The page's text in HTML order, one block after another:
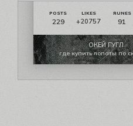
229 +20757 91
ОКЕЙ ГУГЛ
где купить лопаты по